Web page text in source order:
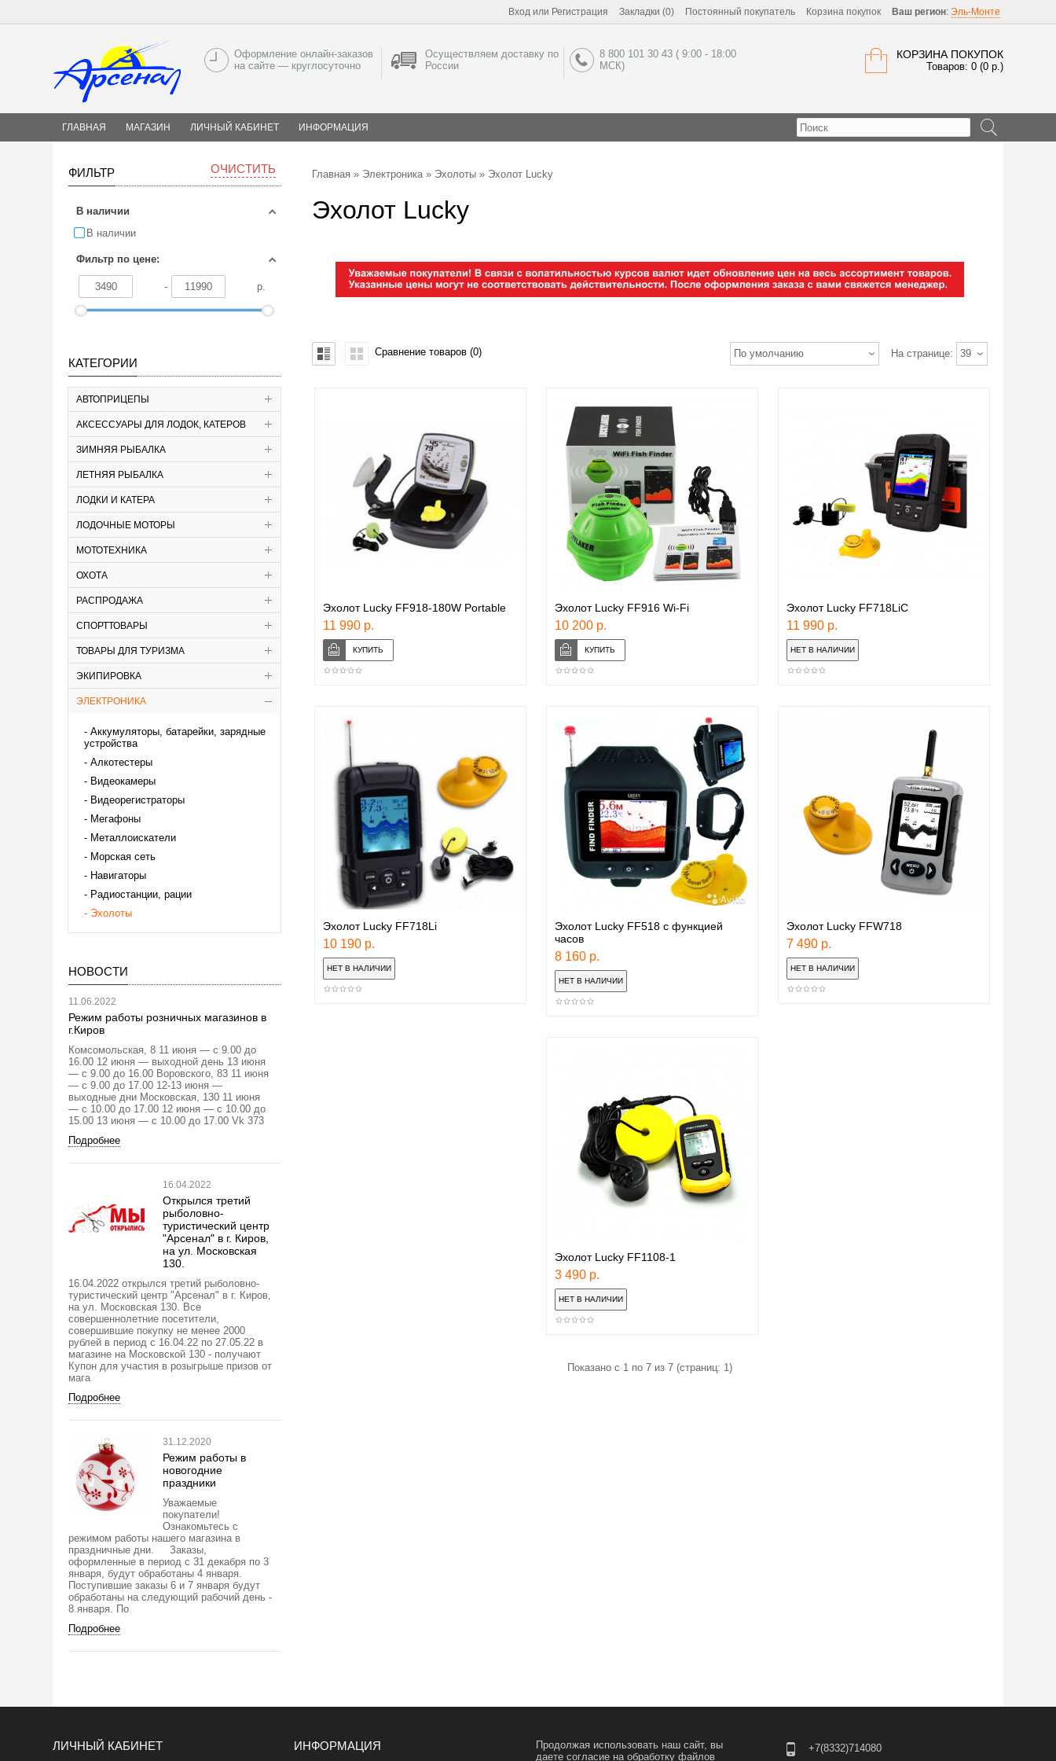
Вход или Регистрация Закладки (0) Постоянный покупатель Корзина покупок Ваш регион: Эль-Монте
КОРЗИНА ПОКУПОК
Товаров: 0 (0 р.)
Оформление онлайн-заказов
на сайте — круглосуточно
Осуществляем доставку по
России
8 800 101 30 43 ( 9:00 - 18:00
МСК)
ГЛАВНАЯ МАГАЗИН ЛИЧНЫЙ КАБИНЕТ ИНФОРМАЦИЯ
ФИЛЬТР ОЧИСТИТЬ
В наличии
В наличии
Фильтр по цене:
- р.
КАТЕГОРИИ
АВТОПРИЦЕПЫ
АКСЕССУАРЫ ДЛЯ ЛОДОК, КАТЕРОВ
ЗИМНЯЯ РЫБАЛКА
ЛЕТНЯЯ РЫБАЛКА
ЛОДКИ И КАТЕРА
ЛОДОЧНЫЕ МОТОРЫ
МОТОТЕХНИКА
ОХОТА
РАСПРОДАЖА
СПОРТТОВАРЫ
ТОВАРЫ ДЛЯ ТУРИЗМА
ЭКИПИРОВКА
ЭЛЕКТРОНИКА
Аккумуляторы, батарейки, зарядные
устройства
Алкотестеры
Видеокамеры
Видеорегистраторы
Мегафоны
Металлоискатели
Морская сеть
Навигаторы
Радиостанции, рации
Эхолоты
НОВОСТИ
11.06.2022
Режим работы розничных магазинов в
г.Киров
Комсомольская, 8 11 июня — с 9.00 до
16.00 12 июня — выходной день 13 июня
— с 9.00 до 16.00 Воровского, 83 11 июня
— с 9.00 до 17.00 12-13 июня —
выходные дни Московская, 130 11 июня
— с 10.00 до 17.00 12 июня — с 10.00 до
15.00 13 июня — с 10.00 до 17.00 Vk 373
Подробнее
16.04.2022
Открылся третий
рыболовно-
туристический центр
"Арсенал" в г. Киров,
на ул. Московская
130.
16.04.2022 открылся третий рыболовно-
туристический центр "Арсенал" в г. Киров,
на ул. Московская 130. Все
совершеннолетние посетители,
совершившие покупку не менее 2000
рублей в период с 16.04.22 по 27.05.22 в
магазине на Московской 130 - получают
Купон для участия в розыгрыше призов от
мага
Подробнее
31.12.2020
Режим работы в
новогодние
праздники
Уважаемые
покупатели!
Ознакомьтесь с
режимом работы нашего магазина в
праздничные дни. Заказы,
оформленные в период с 31 декабря по 3
января, будут обработаны 4 января.
Поступившие заказы 6 и 7 января будут
обработаны на следующий рабочий день -
8 января. По
Подробнее
Главная » Электроника» Эхолоты » Эхолот Lucky
Эхолот Lucky
На странице: 39
По умолчанию
Сравнение товаров (0)
Эхолот Lucky FF918-180W Portable
11 990 р.
Эхолот Lucky FF916 Wi-Fi
10 200 р.
Эхолот Lucky FF718LiC
11 990 р.
Эхолот Lucky FF718Li
10 190 р.
Эхолот Lucky FF518 с функцией
часов
8 160 р.
Эхолот Lucky FFW718
7 490 р.
Эхолот Lucky FF1108-1
3 490 р.
Показано с 1 по 7 из 7 (страниц: 1)
ЛИЧНЫЙ КАБИНЕТ ИНФОРМАЦИЯ
Продолжая использовать наш сайт, вы
даете согласие на обработку файлов
+7(8332)714080